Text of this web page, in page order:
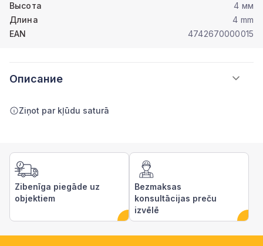
Высота
4 мм
Длина
4 mm
EAN
4742670000015
Описание
Ziņot par kļūdu saturā
Zibenīga piegāde uz
objektiem
Bezmaksas
konsultācijas preču
izvēlē